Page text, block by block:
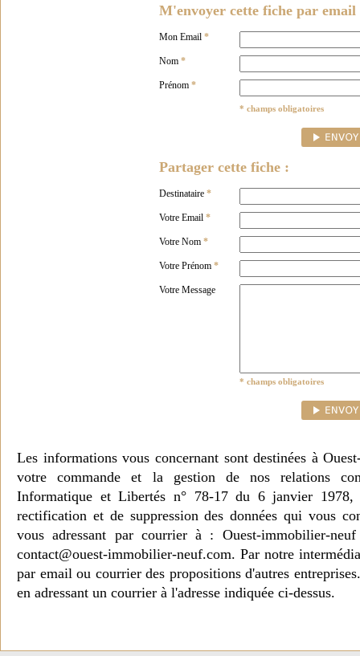
M'envoyer cette fiche par email
Mon Email *
Nom *
Prénom *
* champs obligatoires
Partager cette fiche :
Destinataire *
Votre Email *
Votre Nom *
Votre Prénom *
Votre Message
* champs obligatoires
Les informations vous concernant sont destinées à
votre commande et la gestion de nos relations
Informatique et Libertés n° 78-17 du 6 janvier 1978,
rectification et de suppression des données qui vous
vous adressant par courrier à : Ouest-immobilier-
contact@ouest-immobilier-neuf.com. Par notre
par email ou courrier des propositions d'autres
en adressant un courrier à l'adresse indiquée ci-dessus.